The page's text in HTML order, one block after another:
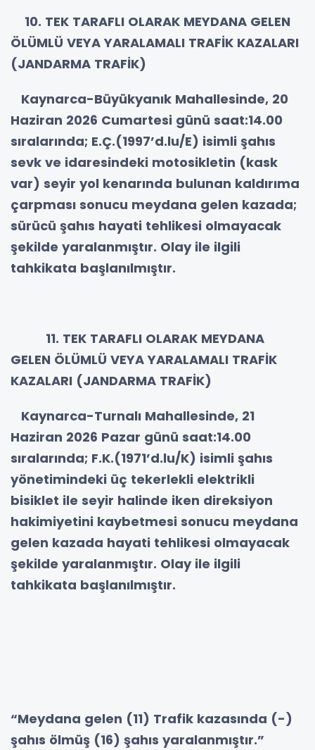
10. TEK TARAFLI OLARAK MEYDANA GELEN
ÖLÜMLÜ VEYA YARALAMALI TRAFİK KAZALARI
(JANDARMA TRAFİK)
Kaynarca-Büyükyanık Mahallesinde, 20
Haziran 2026 Cumartesi günü saat:14.00
sıralarında; E.Ç.(1997’d.lu/E) isimli şahıs
sevk ve idaresindeki motosikletin (kask
var) seyir yol kenarında bulunan kaldırıma
çarpması sonucu meydana gelen kazada;
sürücü şahıs hayati tehlikesi olmayacak
şekilde yaralanmıştır. Olay ile ilgili
tahkikata başlanılmıştır.
11. TEK TARAFLI OLARAK MEYDANA
GELEN ÖLÜMLÜ VEYA YARALAMALI TRAFİK
KAZALARI (JANDARMA TRAFİK)
Kaynarca-Turnalı Mahallesinde, 21
Haziran 2026 Pazar günü saat:14.00
sıralarında; F.K.(1971’d.lu/K) isimli şahıs
yönetimindeki üç tekerlekli elektrikli
bisiklet ile seyir halinde iken direksiyon
hakimiyetini kaybetmesi sonucu meydana
gelen kazada hayati tehlikesi olmayacak
şekilde yaralanmıştır. Olay ile ilgili
tahkikata başlanılmıştır.
“Meydana gelen (11) Trafik kazasında (-)
şahıs ölmüş (16) şahıs yaralanmıştır.”